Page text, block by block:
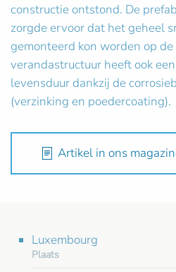
constructie ontstond. De
zorgde ervoor dat het geheel
gemonteerd kon worden op
verandastructuur heeft ook
levensduur dankzij de
(verzinking en poedercoating).
Artikel in ons
Luxembourg
Plaats